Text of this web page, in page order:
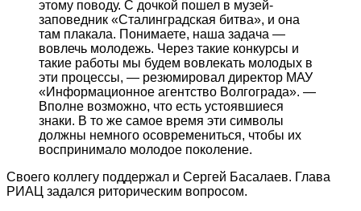
этому поводу. С дочкой пошел в музей-
заповедник «Сталинградская битва», и она
там плакала. Понимаете, наша задача —
вовлечь молодежь. Через такие конкурсы и
такие работы мы будем вовлекать молодых в
эти процессы, — резюмировал директор МАУ
«Информационное агентство Волгограда». —
Вполне возможно, что есть устоявшиеся
знаки. В то же самое время эти символы
должны немного осовремениться, чтобы их
воспринимало молодое поколение.
Своего коллегу поддержал и Сергей Басалаев. Глава
РИАЦ задался риторическим вопросом.